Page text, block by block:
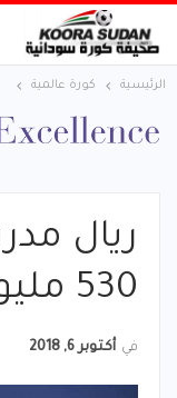
الرئيسية كورة عالمية
ريال
530 مليون يورو
في أكتوبر 6, 2018